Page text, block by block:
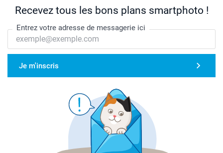
19 cm
XL
76 cm
58,5 cm
Recevez tous les bons plans smartphoto !
Entrez votre adresse de messagerie ici
Je m'inscris